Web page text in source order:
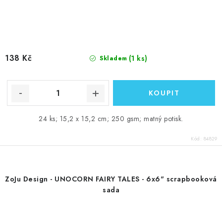
Skladem (1 ks)
138 Kč
24 ks; 15,2 x 15,2 cm; 250 gsm; matný potisk.
Kód: 84829
ZoJu Design - UNOCORN FAIRY TALES - 6x6" scrapbooková
sada